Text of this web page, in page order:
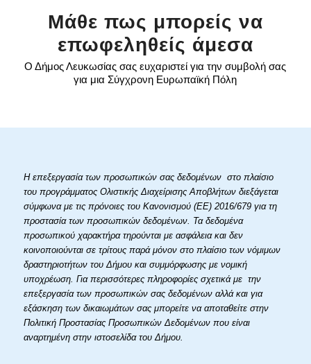
Μάθε πως μπορείς να
επωφεληθείς άμεσα
Ο Δήμος Λευκωσίας σας ευχαριστεί για την συμβολή σας
για μια Σύγχρονη Ευρωπαϊκή Πόλη
Η επεξεργασία των προσωπικών σας δεδομένων στο πλαίσιο
του προγράμματος Ολιστικής Διαχείρισης Αποβλήτων διεξάγεται
σύμφωνα με τις πρόνοιες του Κανονισμού (ΕΕ) 2016/679 για τη
προστασία των προσωπικών δεδομένων. Τα δεδομένα
προσωπικού χαρακτήρα τηρούνται με ασφάλεια και δεν
κοινοποιούνται σε τρίτους παρά μόνον στο πλαίσιο των νόμιμων
δραστηριοτήτων του Δήμου και συμμόρφωσης με νομική
υποχρέωση. Για περισσότερες πληροφορίες σχετικά με την
επεξεργασία των προσωπικών σας δεδομένων αλλά και για
εξάσκηση των δικαιωμάτων σας μπορείτε να αποταθείτε στην
Πολιτική Προστασίας Προσωπικών Δεδομένων που είναι
αναρτημένη στην ιστοσελίδα του Δήμου.